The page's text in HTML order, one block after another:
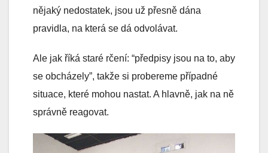
nějaký nedostatek, jsou už přesně dána
pravidla, na která se dá odvolávat.
Ale jak říká staré rčení: “předpisy jsou na to, aby
se obcházely”, takže si probereme případné
situace, které mohou nastat. A hlavně, jak na ně
správně reagovat.